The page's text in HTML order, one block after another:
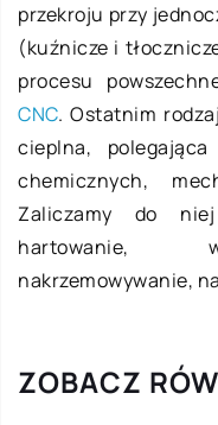
przekroju przy
(kuźnicze i
procesu
CNC. Ostatnim
cieplna,
chemicznych,
Zaliczamy do
hartowanie,
nakrzemowywanie,
ZOBACZ